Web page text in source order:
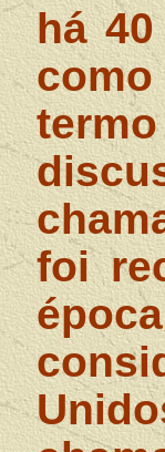
há
foi